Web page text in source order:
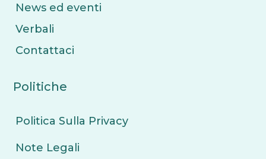
News ed eventi
Verbali
Contattaci
Politiche
Politica Sulla Privacy
Note Legali